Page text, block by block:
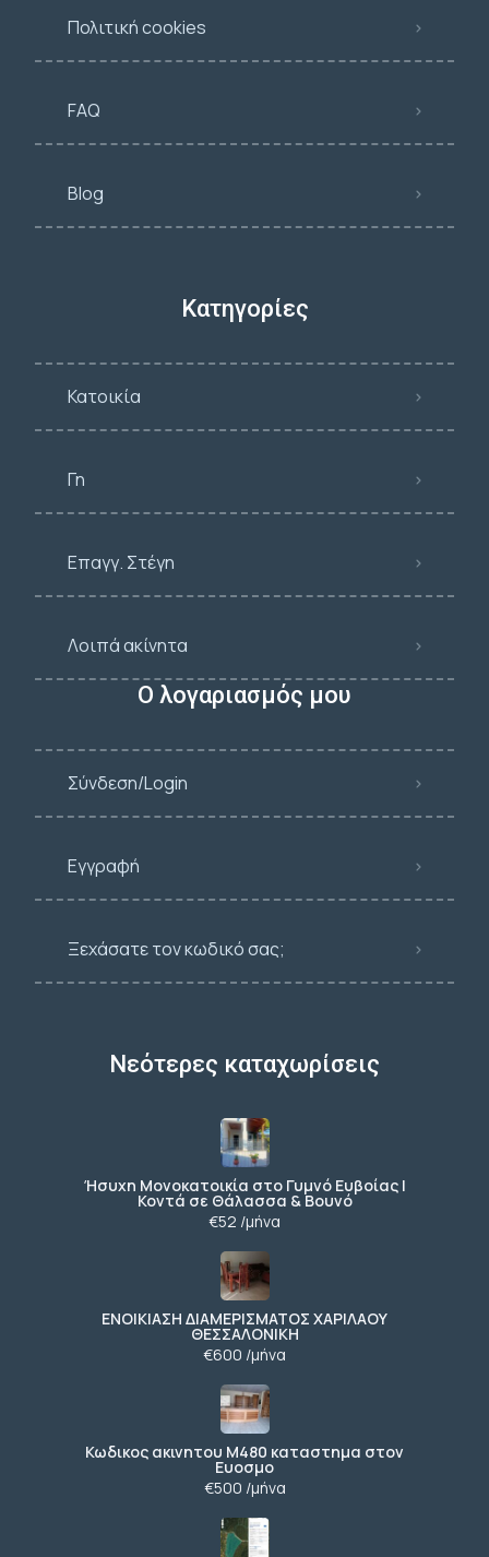
Πολιτική cookies
FAQ
Blog
Κατηγορίες
Κατοικία
Γη
Επαγγ. Στέγη
Λοιπά ακίνητα
Ο λογαριασμός μου
Σύνδεση/Login
Εγγραφή
Ξεχάσατε τον κωδικό σας;
Νεότερες καταχωρίσεις
Ήσυχη Μονοκατοικία στο Γυμνό Ευβοίας |
Κοντά σε Θάλασσα & Βουνό
€52 /μήνα
ΕΝΟΙΚΙΑΣΗ ΔΙΑΜΕΡΙΣΜΑΤΟΣ ΧΑΡΙΛΑΟΥ
ΘΕΣΣΑΛΟΝΙΚΗ
€600 /μήνα
Κωδικος ακινητου Μ480 καταστημα στον
Ευοσμο
€500 /μήνα